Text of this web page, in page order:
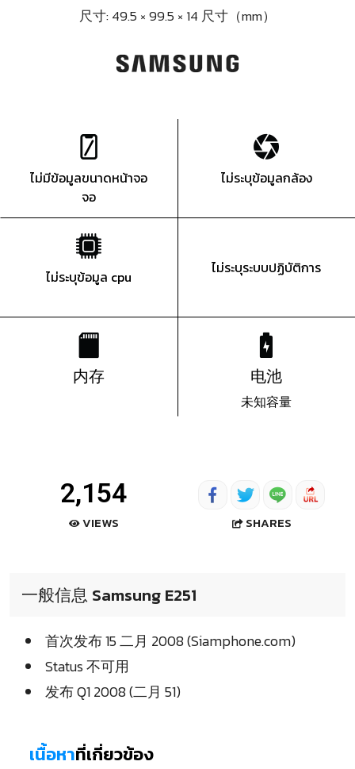
尺寸: 49.5 × 99.5 × 14 尺寸（mm）
ไม่มีข้อมูลขนาดหน้าจอ
จอ
ไม่ระบุข้อมูลกล้อง
ไม่ระบุข้อมูล cpu ไม่ระบุระบบปฏิบัติการ
内存 电池
未知容量
2,154
VIEWS SHARES
一般信息 Samsung E251
首次发布 15 二月 2008 (Siamphone.com)
Status 不可用
发布 Q1 2008 (二月 51)
เนื้อหาที่เกี่ยวข้อง